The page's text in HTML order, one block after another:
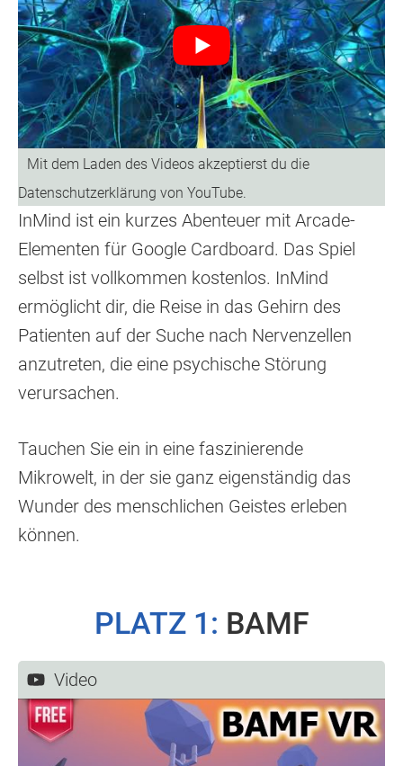
InMind ist ein kurzes Abenteuer mit Arcade-
Elementen für Google Cardboard. Das Spiel
selbst ist vollkommen kostenlos. InMind
ermöglicht dir, die Reise in das Gehirn des
Patienten auf der Suche nach Nervenzellen
anzutreten, die eine psychische Störung
verursachen.
Tauchen Sie ein in eine faszinierende
Mikrowelt, in der sie ganz eigenständig das
Wunder des menschlichen Geistes erleben
können.
PLATZ 1: BAMF
Video